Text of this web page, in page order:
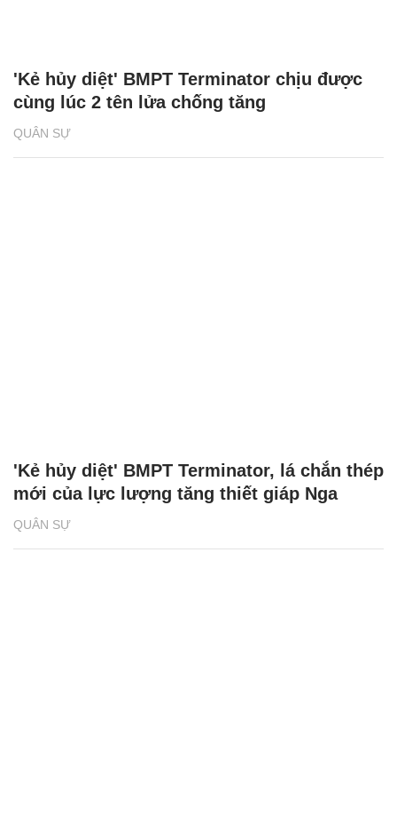
QUÂN SỰ
'Kẻ hủy diệt' BMPT Terminator chịu được
cùng lúc 2 tên lửa chống tăng
QUÂN SỰ
'Kẻ hủy diệt' BMPT Terminator, lá chắn thép
mới của lực lượng tăng thiết giáp Nga